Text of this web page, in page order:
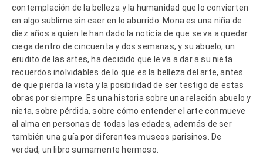
contemplación de la belleza y la humanidad que lo convierten
en algo sublime sin caer en lo aburrido. Mona es una niña de
diez años a quien le han dado la noticia de que se va a quedar
ciega dentro de cincuenta y dos semanas, y su abuelo, un
erudito de las artes, ha decidido que le va a dar a su nieta
recuerdos inolvidables de lo que es la belleza del arte, antes
de que pierda la vista y la posibilidad de ser testigo de estas
obras por siempre. Es una historia sobre una relación abuelo y
nieta, sobre pérdida, sobre cómo entender el arte conmueve
al alma en personas de todas las edades, además de ser
también una guía por diferentes museos parisinos. De
verdad, un libro sumamente hermoso.